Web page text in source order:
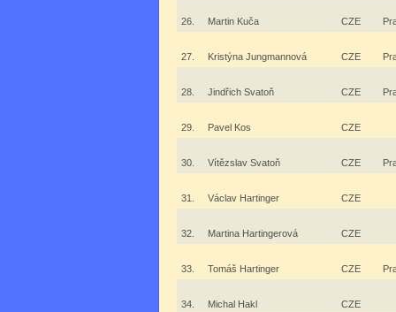
26. Martin Kuča CZE
27. Kristýna Jungmannová CZE
28. Jindřich Svatoň CZE
29. Pavel Kos CZE
30. Vítězslav Svatoň CZE
31. Václav Hartinger CZE
32. Martina Hartingerová CZE
33. Tomáš Hartinger CZE
34. Michal Hakl CZE